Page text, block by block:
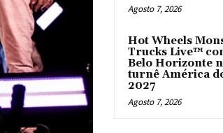
Agosto 7, 2026
Hot Wheels
Trucks Live™
Belo Horizonte
turnê América
2027
Agosto 7, 2026